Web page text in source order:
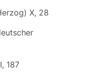
X, 28
187